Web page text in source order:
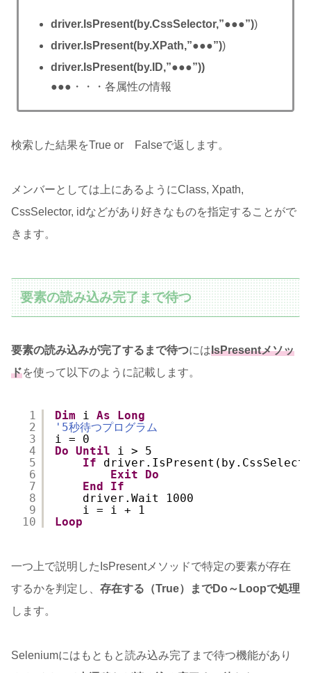
driver.IsPresent(by.CssSelector,”●●●”))
driver.IsPresent(by.XPath,”●●●”))
driver.IsPresent(by.ID,”●●●”))
●●● ・・・各属性の情報
検索した結果をTrue or Falseで返します。
メンバーとしては上にあるようにClass, Xpath,
CssSelector, idなどがあり好きなものを指定することがで
きます。
要素の読み込み完了まで待つ
要素の読み込みが完了するまで待つにはIsPresentメソッ
ドを使って以下のように記載します。
1
2
3
4
5
6
7
8
9
10
Dim i As
Long
'5秒待つプログラム
i = 0
Do Until
i > 5
If
Exit
Do
End
If
driver.Wait 1000
i = i + 1
Loop
一つ上で説明したIsPresentメソッドで特定の要素が存在
するかを判定し、 存在する（True）までDo～Loopで処理
します。
Seleniumにはもともと読み込み完了まで待つ機能があり